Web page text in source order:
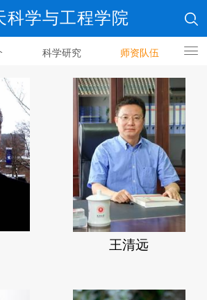
科学与工程学院
科学研究 师资队伍
王清远